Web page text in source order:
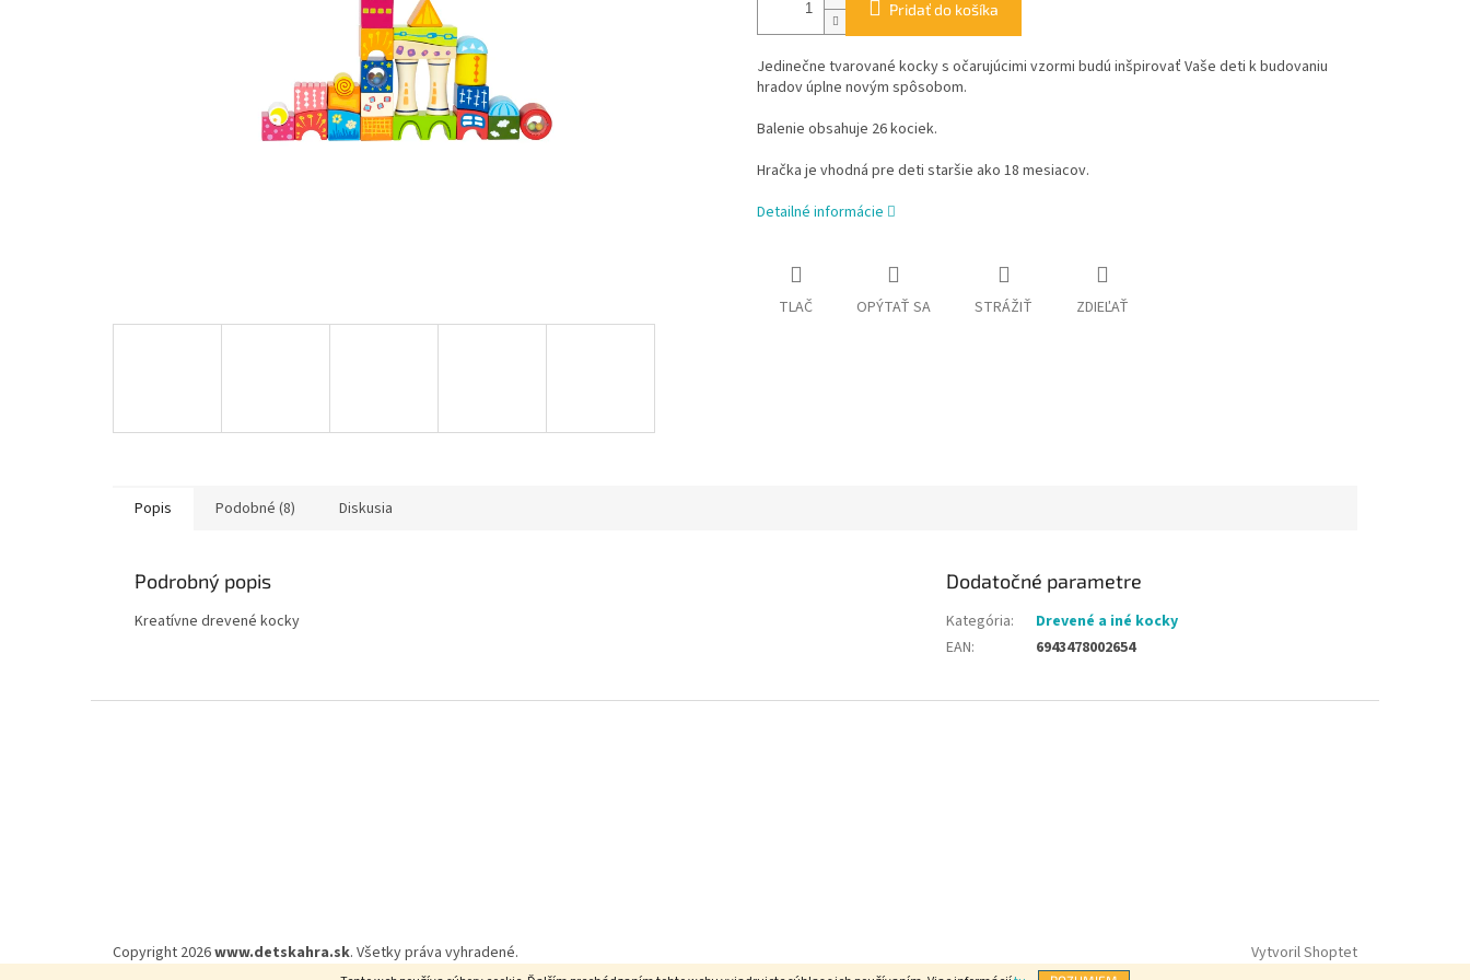
Pridať do košíka
Jedinečne tvarované kocky s očarujúcimi vzormi budú inšpirovať Vaše deti k budovaniu
hradov úplne novým spôsobom.
Balenie obsahuje 26 kociek.
Hračka je vhodná pre deti staršie ako 18 mesiacov.
Detailné informácie
TLAČ OPÝTAŤ SA STRÁŽIŤ ZDIEĽAŤ
Popis Podobné (8) Diskusia
Podrobný popis
Kreatívne drevené kocky
Dodatočné parametre
Kategória:
Drevené a iné kocky
EAN: 6943478002654
Vytvoril Shoptet
Copyright 2026www.detskahra.sk. Všetky práva vyhradené.